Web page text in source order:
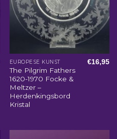
EUROPESE KUNST
The Pilgrim Fathers
1620-1970 Focke &
Meltzer –
Herdenkingsbord
Kristal
€16,95